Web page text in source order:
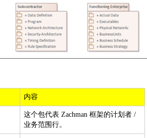
内容
这个包代表 Zachman 框架的计划者 /
业务范围行。